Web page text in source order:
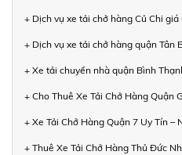
+ Dịch vụ xe tải chở hàng Củ Chi
+ Dịch vụ xe tải chở hàng quận Tân
+ Xe tải chuyển nhà quận Bình
+ Cho Thuê Xe Tải Chở Hàng Quận
+ Xe Tải Chở Hàng Quận 7 Uy Tín –
+ Thuê Xe Tải Chở Hàng Thủ Đức